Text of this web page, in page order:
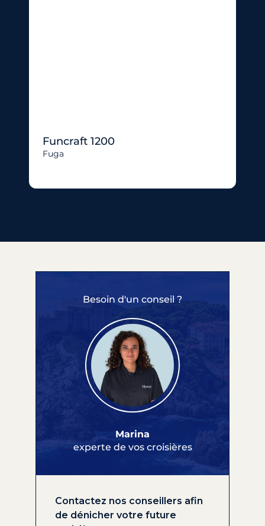
Funcraft 1200
Fuga
Besoin d'un conseil ?
Marina
experte de vos croisières
Contactez nos conseillers afin
de dénicher votre future